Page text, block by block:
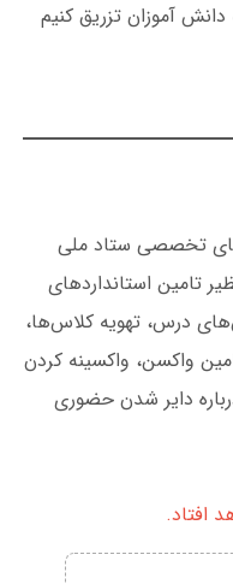
آموزان تزریق کنیم
کمیته‌های تخصصی ستاد ملی
تامین استانداردهای
درس، تهویه کلاس‌ها،
واکسن، واکسینه کردن
دایر شدن حضوری
افتاد.